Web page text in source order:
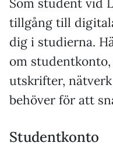
Som student vid
tillgång till
dig i studierna.
om
utskrifter,
behöver för att
Studentkonto